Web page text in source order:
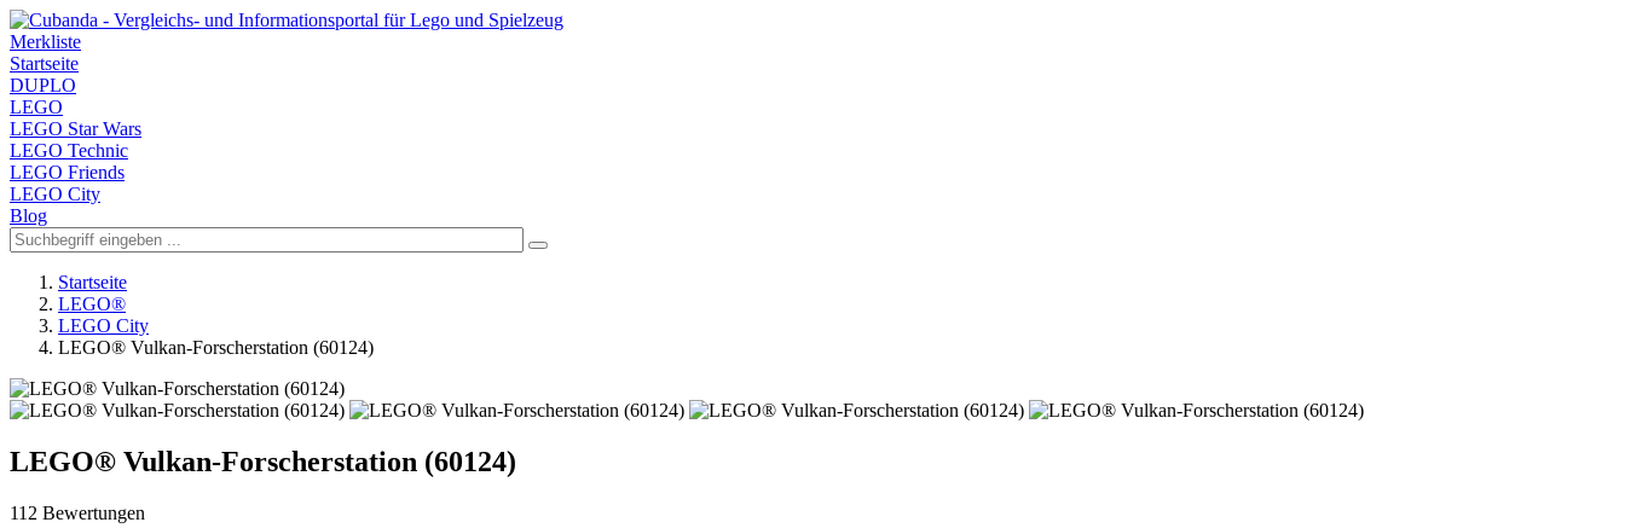
Merkliste
Startseite
DUPLO
LEGO
LEGO Star Wars
LEGO Technic
LEGO Friends
LEGO City
Blog
Startseite
LEGO®
LEGO City
LEGO® Vulkan-Forscherstation (60124)
LEGO® Vulkan-Forscherstation (60124)
112 Bewertungen